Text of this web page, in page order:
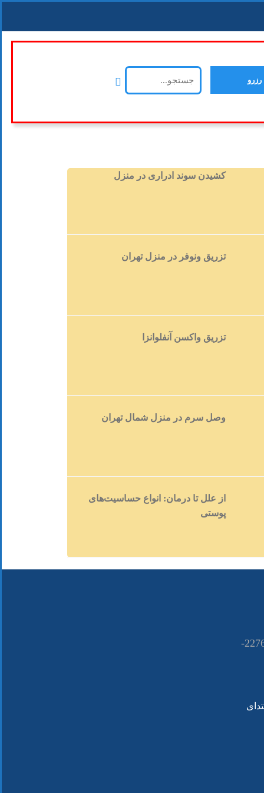
رزرو
کشیدن سوند ادراری در منزل
تزریق ونوفر در منزل تهران
تزریق واکسن آنفلوانزا
وصل سرم در منزل شمال تهران
از علل تا درمان: انواع حساسیت‌های
پوستی
021-22766090 ــــ 22766080-